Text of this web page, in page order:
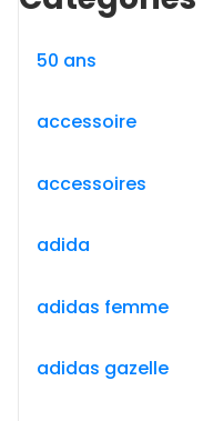
50 ans
accessoire
accessoires
adida
adidas femme
adidas gazelle